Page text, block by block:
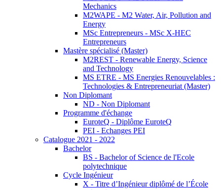
Mechanics
M2WAPE - M2 Water, Air, Pollution and
Energy
MSc Entrepreneurs - MSc X-HEC
Entrepreneurs
Mastère spécialisé (Master)
M2REST - Renewable Energy, Science
and Technology
MS ETRE - MS Energies Renouvelables :
Technologies & Entrepreneuriat (Master)
Non Diplomant
ND - Non Diplomant
Programme d'échange
EuroteQ - Diplôme EuroteQ
PEI - Echanges PEI
Catalogue 2021 - 2022
Bachelor
BS - Bachelor of Science de l'Ecole
polytechnique
Cycle Ingénieur
X - Titre d’Ingénieur diplômé de l’École